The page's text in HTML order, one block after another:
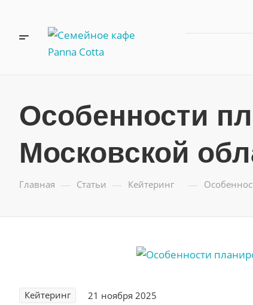
Особенности
Московской
Главная — Статьи — Кейтеринг —
Кейтеринг 21 ноября 2025